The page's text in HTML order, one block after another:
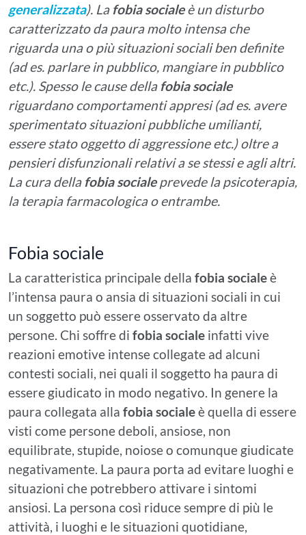
generalizzata). La fobia socialeè un disturbo
caratterizzato da paura molto intensa che
riguarda una o più situazioni sociali ben definite
(ad es. parlare in pubblico, mangiare in pubblico
etc.). Spesso le cause della fobia sociale
riguardano comportamenti appresi (ad es. avere
sperimentato situazioni pubbliche umilianti,
essere stato oggetto di aggressione etc.) oltre a
pensieri disfunzionali relativi a se stessi e agli altri.
La cura della fobia socialeprevede la psicoterapia,
la terapia farmacologica o entrambe.
Fobia sociale
La caratteristica principale della fobia socialeè
l’intensa paura o ansia di situazioni sociali in cui
un soggetto può essere osservato da altre
persone. Chi soffre di fobia sociale infatti vive
reazioni emotive intense collegate ad alcuni
contesti sociali, nei quali il soggetto ha paura di
essere giudicato in modo negativo. In genere la
paura collegata alla fobia socialeè quella di essere
visti come persone deboli, ansiose, non
equilibrate, stupide, noiose o comunque giudicate
negativamente. La paura porta ad evitare luoghi e
situazioni che potrebbero attivare i sintomi
ansiosi. La persona così riduce sempre di più le
attività, i luoghi e le situazioni quotidiane,